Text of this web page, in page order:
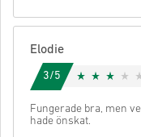
Elodie
3/5
Fungerade bra, men
hade önskat.